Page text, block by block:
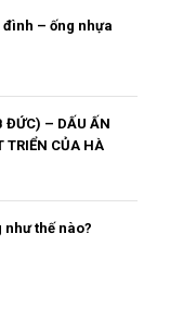
– ống nhựa
ĐỨC) – DẤU ẤN
TRIỂN CỦA HÀ
thế nào?